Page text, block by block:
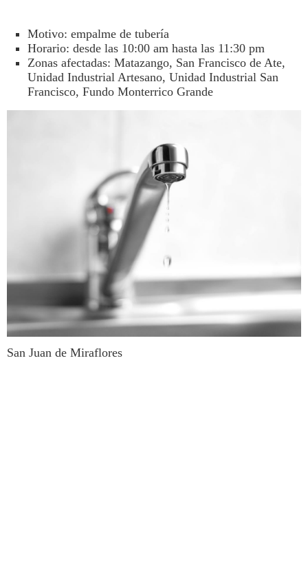
Motivo: empalme de tubería
Horario: desde las 10:00 am hasta las 11:30 pm
Zonas afectadas: Matazango, San Francisco de Ate,
Unidad Industrial Artesano, Unidad Industrial San
Francisco, Fundo Monterrico Grande
San Juan de Miraflores